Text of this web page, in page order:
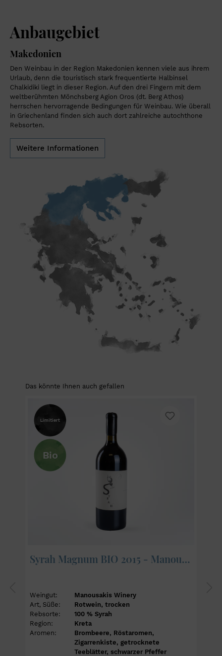
Anbaugebiet
Makedonien
Den Weinbau in der Region Makedonien kennen viele aus ihrem
Urlaub, denn die touristisch stark frequentierte Halbinsel
Chalkidiki liegt in dieser Region. Auf den drei Fingern mit dem
weltberühmten Mönchsberg Agion Oros (dt. Berg Athos)
herrschen hervorragende Bedingungen für Weinbau. Wie überall
in Griechenland finden sich auch dort zahlreiche autochthone
Rebsorten.
Weitere Informationen
Das könnte Ihnen auch gefallen
Limitiert
Bio
Syrah Magnum BIO 2015 - Manousakis Winery
Weingut:
Manousakis Winery
Art, Süße:
Rotwein, trocken
Rebsorte:
100 % Syrah
Region:
Kreta
Aromen:
Brombeere, Röstaromen,
Zigarrenkiste, getrocknete
Teeblätter, schwarzer Pfeffer